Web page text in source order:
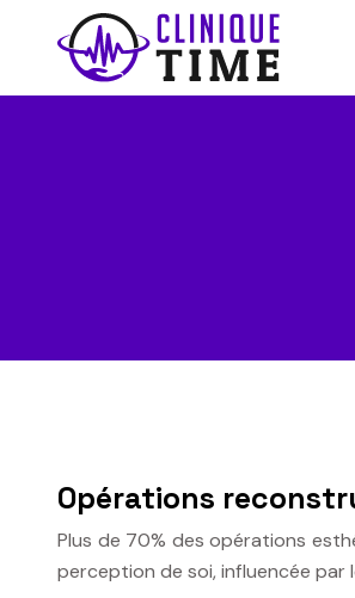
Opérations
Plus de 70% des opérations
perception de soi, influencée par